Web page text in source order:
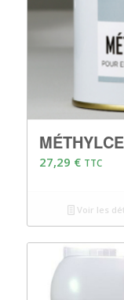
27,29 € TTC
Voir les